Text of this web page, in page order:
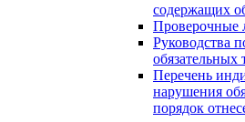
содержащих
Проверочные
Руководства
обязательных
Перечень
нарушения
порядок